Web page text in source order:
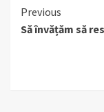
Continue
Reading
Previous
Să învățăm să